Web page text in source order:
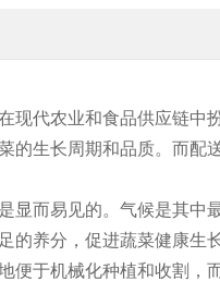
现代农业和食品供应链中
的生长周期和品质。而配
显而易见的。气候是其中
的养分，促进蔬菜健康生
便于机械化种植和收割，